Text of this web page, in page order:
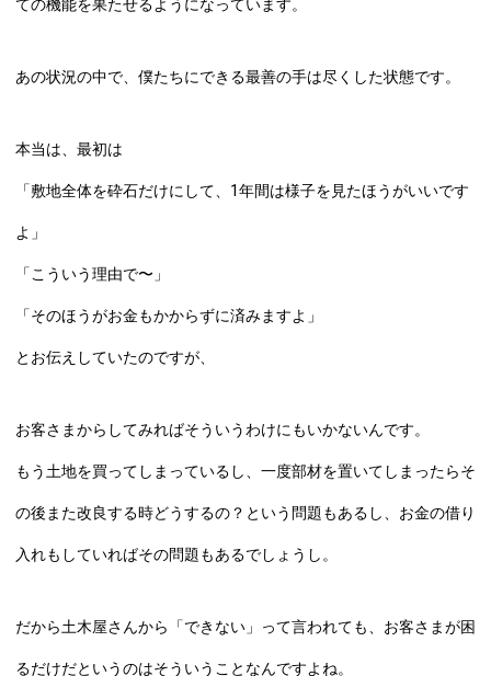
ての機能を果たせるようになっています。
あの状況の中で、僕たちにできる最善の手は尽くした状態です。
本当は、最初は
「敷地全体を砕石だけにして、1年間は様子を見たほうがいいです
よ」
「こういう理由で〜」
「そのほうがお金もかからずに済みますよ」
とお伝えしていたのですが、
お客さまからしてみればそういうわけにもいかないんです。
もう土地を買ってしまっているし、一度部材を置いてしまったらそ
の後また改良する時どうするの？という問題もあるし、お金の借り
入れもしていればその問題もあるでしょうし。
だから土木屋さんから「できない」って言われても、お客さまが困
るだけだというのはそういうことなんですよね。